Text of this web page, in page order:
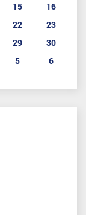
15
16
22
23
29
30
5 6